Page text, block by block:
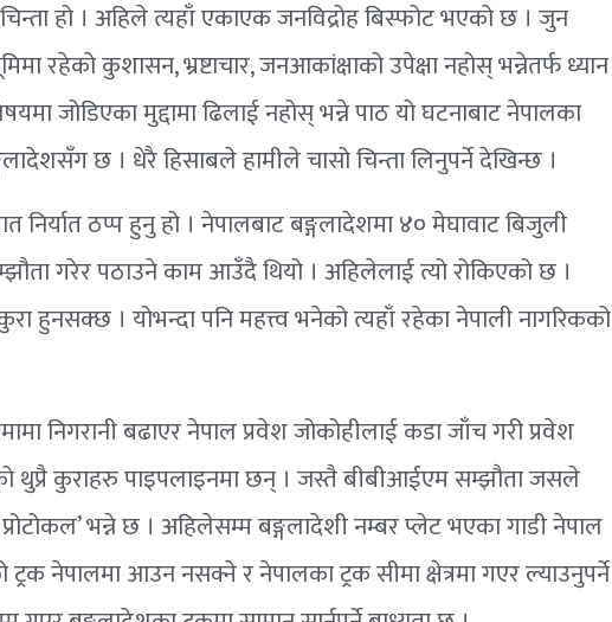
हो । अहिले त्यहाँ एकाएक जनविद्रोह बिस्फोट भएको छ । जुन
रहेको कुशासन, भ्रष्टाचार, जनआकांक्षाको उपेक्षा नहोस् भन्नेतर्फ ध्यान
जोडिएका मुद्दामा ढिलाई नहोस् भन्ने पाठ यो घटनाबाट नेपालका
छ । धेरै हिसाबले हामीले चासो चिन्ता लिनुपर्ने देखिन्छ ।
निर्यात ठप्प हुनु हो । नेपालबाट बङ्गलादेशमा ४० मेघावाट बिजुली
गरेर पठाउने काम आउँदै थियो । अहिलेलाई त्यो रोकिएको छ ।
हुनसक्छ । योभन्दा पनि महत्त्व भनेको त्यहाँ रहेका नेपाली नागरिकको
निगरानी बढाएर नेपाल प्रवेश जोकोहीलाई कडा जाँच गरी प्रवेश
कुराहरु पाइपलाइनमा छन् । जस्तै बीबीआईएम सम्झौता जसले
भन्ने छ । अहिलेसम्म बङ्गलादेशी नम्बर प्लेट भएका गाडी नेपाल
नेपालमा आउन नसक्ने र नेपालका ट्रक सीमा क्षेत्रमा गएर ल्याउनुपर्ने